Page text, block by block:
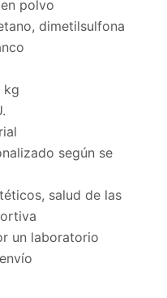
polvo
dimetilsulfona
kg
según se
salud de las
un laboratorio